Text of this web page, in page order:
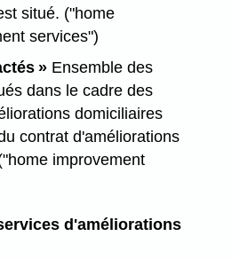
situé. ("home
services")
»Ensemble des
dans le cadre des
domiciliaires
contrat d'améliorations
improvement
d'améliorations